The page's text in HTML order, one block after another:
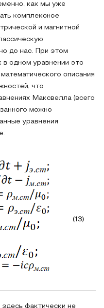
как мы уже
комплексное
и магнитной
до нас. При этом
в одном уравнении это
описания
что
Максвелла (всего
можно
уравнения
(13)
фактически не